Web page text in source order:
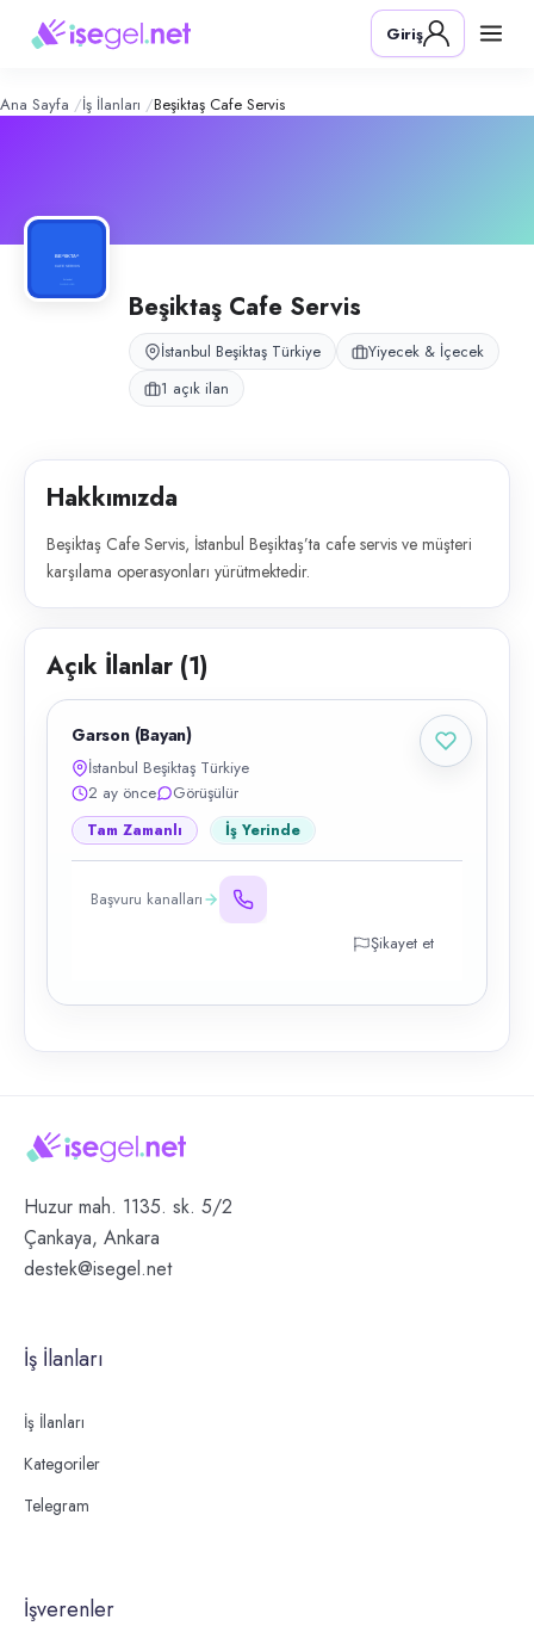
Cafe Servis – Şirket Profili
Konum:
Beşiktaş Cafe Servis, İstanbul Beşiktaş’ta cafe servis ve müşteri
Giriş
Ana Sayfa İş İlanları Beşiktaş Cafe Servis
Beşiktaş Cafe Servis
İstanbul Beşiktaş Türkiye
Yiyecek & İçecek
1 açık ilan
Hakkımızda
Beşiktaş Cafe Servis, İstanbul Beşiktaş’ta cafe servis ve müşteri
karşılama operasyonları yürütmektedir.
Açık İlanlar (1)
Garson (Bayan)
İstanbul Beşiktaş Türkiye
2 ay önce
Görüşülür
Tam Zamanlı İş Yerinde
Başvuru kanalları
Şikayet et
Huzur mah. 1135. sk. 5/2
Çankaya, Ankara
destek@isegel.net
İş İlanları
İş İlanları
Kategoriler
Telegram
İşverenler